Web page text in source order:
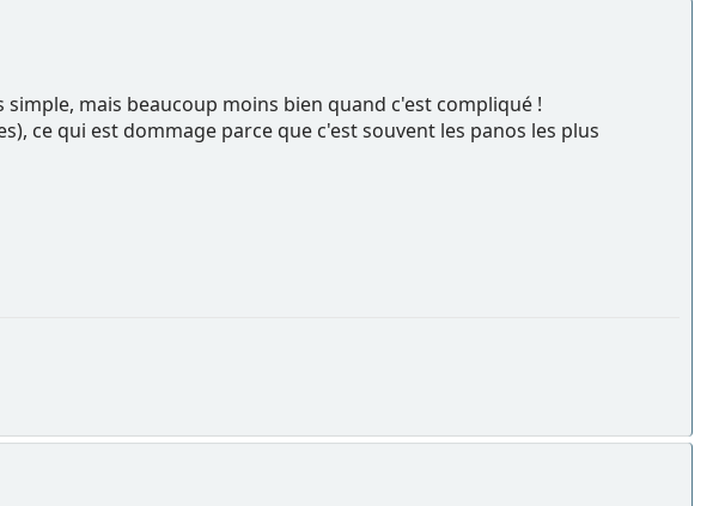
mais beaucoup moins bien quand c'est compliqué !
ce qui est dommage parce que c'est souvent les panos les plus